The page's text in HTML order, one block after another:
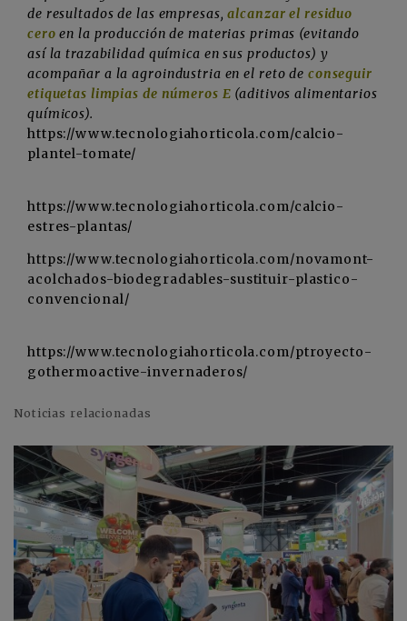
de resultados de las empresas,alcanzar el residuo
cero en la producción de materias primas (evitando
así la trazabilidad química en sus productos) y
acompañar a la agroindustria en el reto de conseguir
etiquetas limpias de números E (aditivos alimentarios
químicos).
https://www.tecnologiahorticola.com/calcio-
plantel-tomate/
https://www.tecnologiahorticola.com/calcio-
estres-plantas/
https://www.tecnologiahorticola.com/novamont-
acolchados-biodegradables-sustituir-plastico-
convencional/
https://www.tecnologiahorticola.com/ptroyecto-
gothermoactive-invernaderos/
Noticias relacionadas